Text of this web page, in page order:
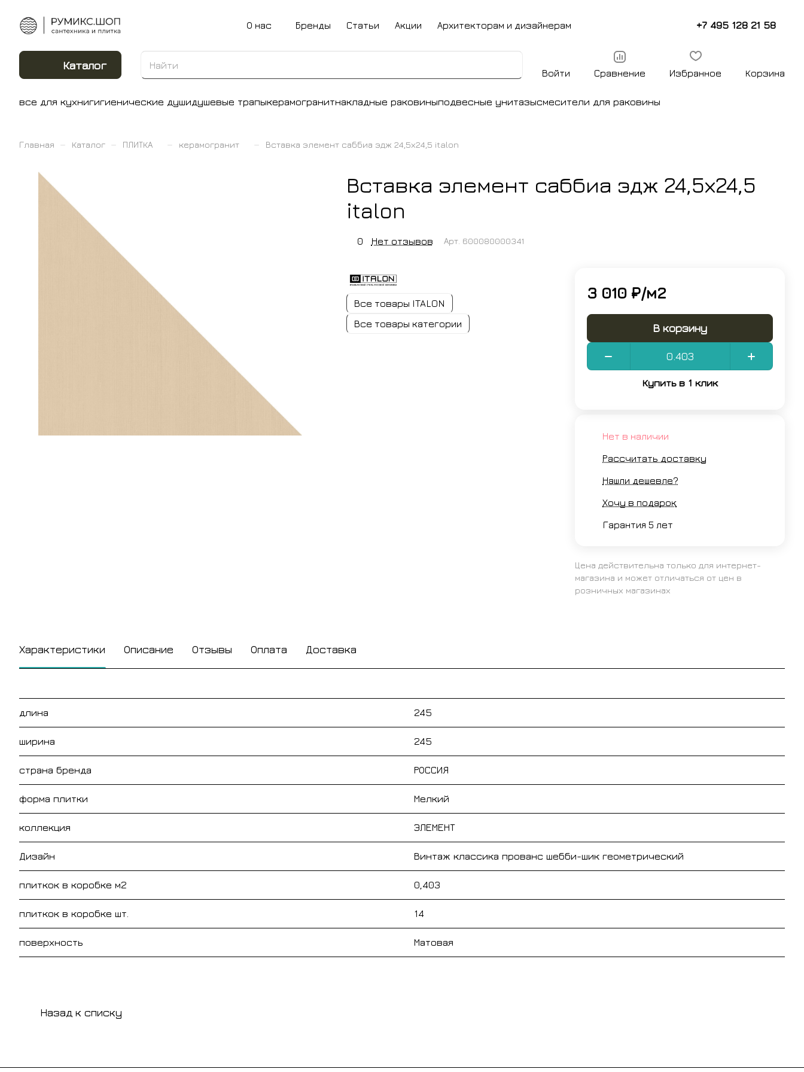
О нас Бренды Статьи Акции Архитекторам и дизайнерам +7 495 128 21 58
Каталог
Войти Сравнение Избранное Корзина
все для кухнигигиенические душидушевые трапыкерамогранитнакладные раковиныподвесные унитазысмесители для раковины
Главная – Каталог – ПЛИТКА – керамогранит – Вставка элемент саббиа эдж 24,5х24,5 italon
Вставка элемент саббиа эдж 24,5х24,5
italon
0 Нет отзывов Арт. 600080000341
Все товары ITALON
Все товары категории
3 010 ₽/м2
В корзину
Купить в 1 клик
Нет в наличии
Рассчитать доставку
Нашли дешевле?
Хочу в подарок
Гарантия 5 лет
Цена действительна только для интернет-
магазина и может отличаться от цен в
розничных магазинах
Характеристики Описание Отзывы Оплата Доставка
длина 245
ширина 245
страна бренда РОССИЯ
форма плитки Мелкий
коллекция ЭЛЕМЕНТ
Дизайн Винтаж классика прованс шебби-шик геометрический
плиткок в коробке м2 0,403
плиткок в коробке шт. 14
поверхность Матовая
Назад к списку